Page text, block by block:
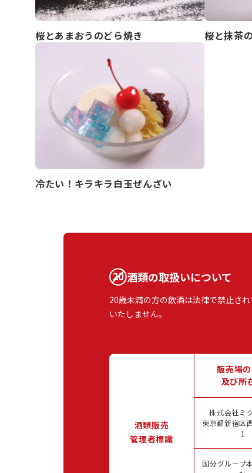
桜とあまおうのどら焼き 桜と抹茶
冷たい！キラキラ白玉ぜんざい
酒類の取扱いについて
20歳未満の方の飲酒は法律で禁止さ
いたしません。
酒類販売
管理者標識
販売場
及び所
株式会社ミ
東京都新宿区
1
国分グループ